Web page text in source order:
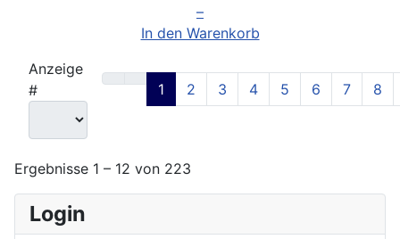
Login
–
In den Warenkorb
Anzeige
#
1 2 3 4 5 6 7 8
Ergebnisse 1 – 12 von 223